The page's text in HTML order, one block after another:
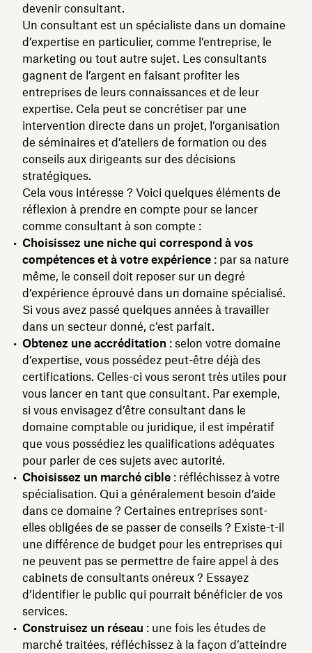
devenir consultant.
Un consultant est un spécialiste dans un domaine
d’expertise en particulier, comme l’entreprise, le
marketing ou tout autre sujet. Les consultants
gagnent de l’argent en faisant profiter les
entreprises de leurs connaissances et de leur
expertise. Cela peut se concrétiser par une
intervention directe dans un projet, l’organisation
de séminaires et d’ateliers de formation ou des
conseils aux dirigeants sur des décisions
stratégiques.
Cela vous intéresse ? Voici quelques éléments de
réflexion à prendre en compte pour se lancer
comme consultant à son compte :
Choisissez une niche qui correspond à vos
compétences et à votre expérience : par sa nature
même, le conseil doit reposer sur un degré
d’expérience éprouvé dans un domaine spécialisé.
Si vous avez passé quelques années à travailler
dans un secteur donné, c’est parfait.
Obtenez une accréditation : selon votre domaine
d’expertise, vous possédez peut-être déjà des
certifications. Celles-ci vous seront très utiles pour
vous lancer en tant que consultant. Par exemple,
si vous envisagez d’être consultant dans le
domaine comptable ou juridique, il est impératif
que vous possédiez les qualifications adéquates
pour parler de ces sujets avec autorité.
Choisissez un marché cible : réfléchissez à votre
spécialisation. Qui a généralement besoin d’aide
dans ce domaine ? Certaines entreprises sont-
elles obligées de se passer de conseils ? Existe-t-il
une différence de budget pour les entreprises qui
ne peuvent pas se permettre de faire appel à des
cabinets de consultants onéreux ? Essayez
d’identifier le public qui pourrait bénéficier de vos
services.
Construisez un réseau : une fois les études de
marché traitées, réfléchissez à la façon d’atteindre